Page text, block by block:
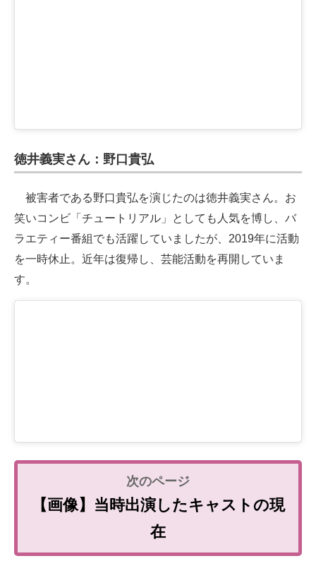
徳井義実さん：野口貴弘
被害者である野口貴弘を演じたのは徳井義実さん。お
笑いコンビ「チュートリアル」としても人気を博し、バ
ラエティー番組でも活躍していましたが、2019年に活動
を一時休止。近年は復帰し、芸能活動を再開していま
す。
【画像】当時出演したキャストの現
在